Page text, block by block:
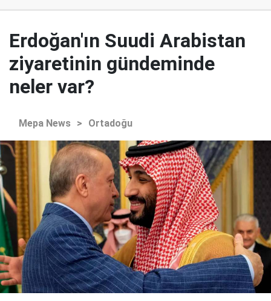
Erdoğan'ın Suudi Arabistan
ziyaretinin gündeminde
neler var?
Mepa News > Ortadoğu